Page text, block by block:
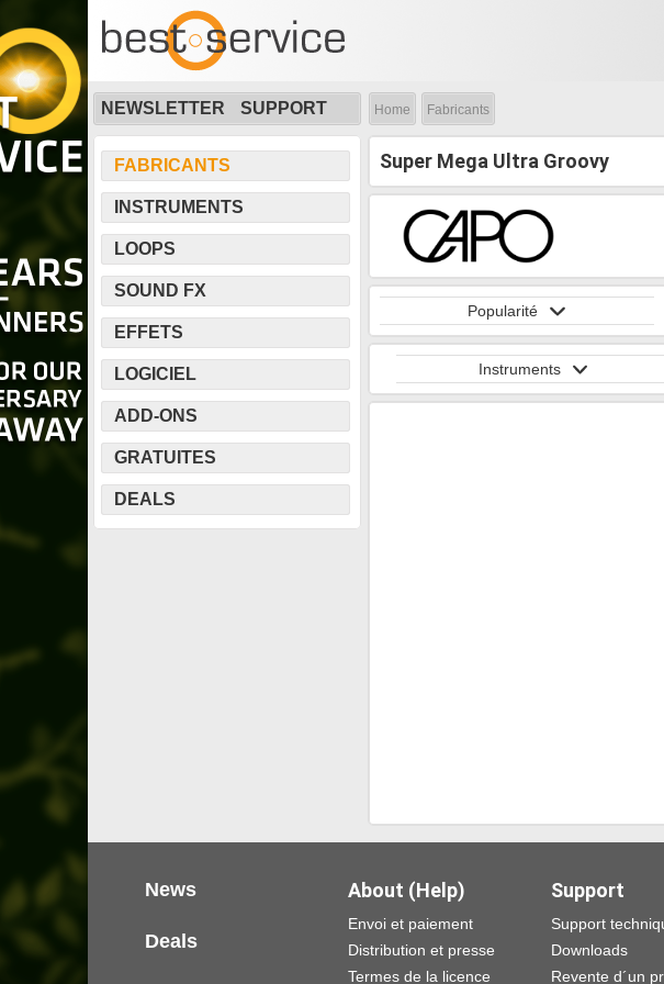
NEWSLETTER SUPPORT Home Fabricants
FABRICANTS
INSTRUMENTS
LOOPS
SOUND FX
EFFETS
LOGICIEL
ADD-ONS
GRATUITES
DEALS
Super Mega Ultra Groovy
Popularité
Instruments
News
Deals
About (Help)
Envoi et paiement
Distribution et presse
Termes de la licence
Support
Support
Downloads
Revente d´un